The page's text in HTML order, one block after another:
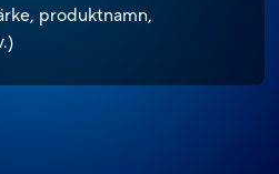
produktnamn,
)